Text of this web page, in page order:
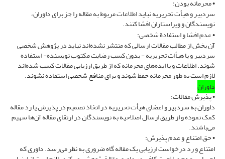
• محرمانه بودن‌:
سردبیر و هیأت تحریریه نباید اطلاعات مربوط به مقاله را جز برای داوران،
نویسندگان و ویراستاران افشا کنند.
• عدم افشا و استفادة شخصی:
آن بخش از مطالب مقالات ارسالی که منتشر نشده‌اند نباید در پژوهش شخصی
سردبیر و یا هیأات تحریریه - بدون کسب رضایت مکتوب نویسنده- استفاده
شوند. اطلاعات و یا ایده‌های محرمانه که از طریق ارزیابی مقالات کسب شده‌اند
لازم است به طور محرمانه حفظ شوند و برای منافع شخصی استفاده نشوند.
داوران
• پذیرش مقالات:
داوران به سردبیر و اعضای هیأت تحریریه در اتخاذ تصمیم در پذیرش یا رد مقاله
کمک نموده و از طریق ارسال اصلاحیه به نویسندگان در ارتقای مقاله آن‌ها سهیم
می‌باشند.
• حق امتناع و عدم پذیرش:
امتناع و رد درخواست ارزیابی یک مقاله گاه ضروری به نظر می‌رسد. داوری که